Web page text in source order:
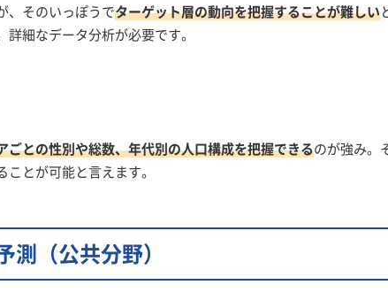
、そのいっぽうでターゲット層の動向を把握することが難しい
細なデータ分析が必要です。
ごとの性別や総数、年代別の人口構成を把握できるのが強み。
とが可能と言えます。
測 （公共分野）